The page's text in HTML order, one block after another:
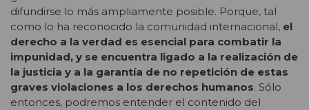
difundirse lo más ampliamente posible. Porque, tal
como lo ha reconocido la comunidad internacional, el
derecho a la verdad es esencial para combatir la
impunidad, y se encuentra ligado a la realización de
la justicia y a la garantía de no repetición de estas
graves violaciones a los derechos humanos. Sólo
entonces, podremos entender el contenido del